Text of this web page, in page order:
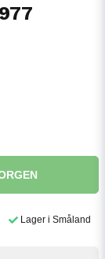
Lager i Småland